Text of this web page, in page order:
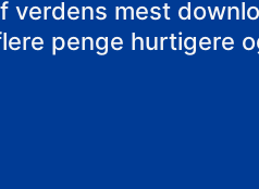
verdens mest
penge hurtigere